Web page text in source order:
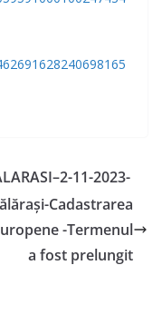
11-2023-
Cadastrarea
-Termenul
a fost prelungit